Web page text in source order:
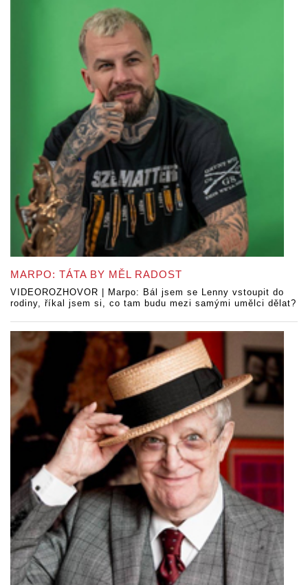
MARPO: TÁTA BY MĚL RADOST
VIDEOROZHOVOR | Marpo: Bál jsem se Lenny vstoupit do
rodiny, říkal jsem si, co tam budu mezi samými umělci dělat?